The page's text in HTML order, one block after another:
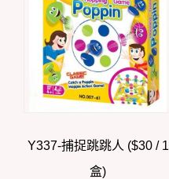
Y337-捕捉跳跳人 ($30 / 1
盒)